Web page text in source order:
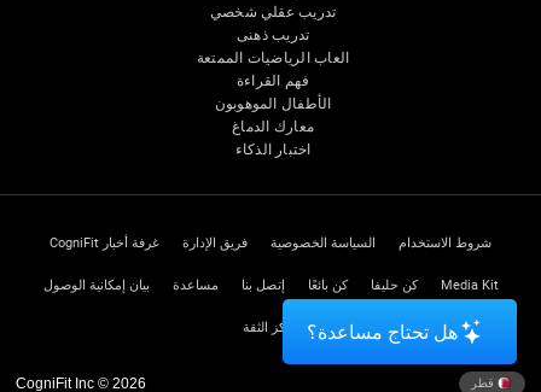
تدريب عقلي شخصي
تدريب ذهنى
العاب الرياضيات الممتعة
فهم القراءة
الأطفال الموهوبون
معارك الدماغ
اختبار الذكاء
شروط الاستخدام السياسة الخصوصية فريق الإدارة غرفة أخبار CogniFit
Media Kit كن حليفا كن بائعًا إتصل بنا مساعدة بيان إمكانية الوصول
مركز الثقة
قطر CogniFit Inc © 2026
هل تحتاج مساعدة؟